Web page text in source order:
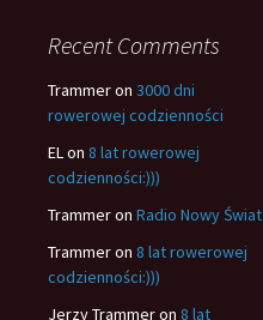
Recent Comments
Trammeron 3000 dni
rowerowej codzienności
ELon 8 lat rowerowej
codzienności:)))
Trammeron Radio Nowy Świat
Trammeron 8 lat rowerowej
codzienności:)))
Jerzy Trammeron 8 lat